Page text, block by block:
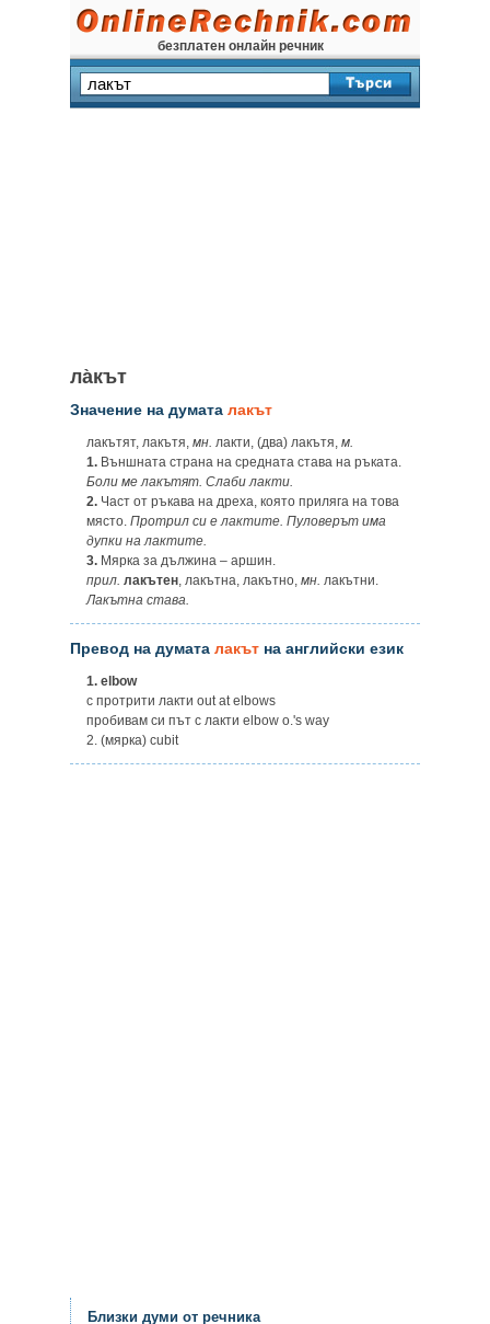
безплатен онлайн речник
ла̀кът
Значение на думата лакът
лакътят, лакътя, мн. лакти, (два) лакътя, м.
1. Външната страна на средната става на ръката.
Боли ме лакътят. Слаби лакти.
2. Част от ръкава на дреха, която приляга на това
място. Протрил си е лактите. Пуловерът има
дупки на лактите.
3. Мярка за дължина – аршин.
прил. лакътен, лакътна, лакътно, мн. лакътни.
Лакътна става.
Превод на думата лакът на английски език
1. elbow
с протрити лакти out at elbows
пробивам си път с лакти elbow o.'s way
2. (мярка) cubit
Близки думи от речника